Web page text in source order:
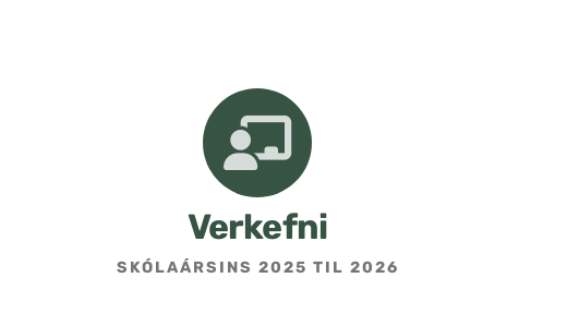
Verkefni
SKÓLAÁRSINS 2025 TIL 2026